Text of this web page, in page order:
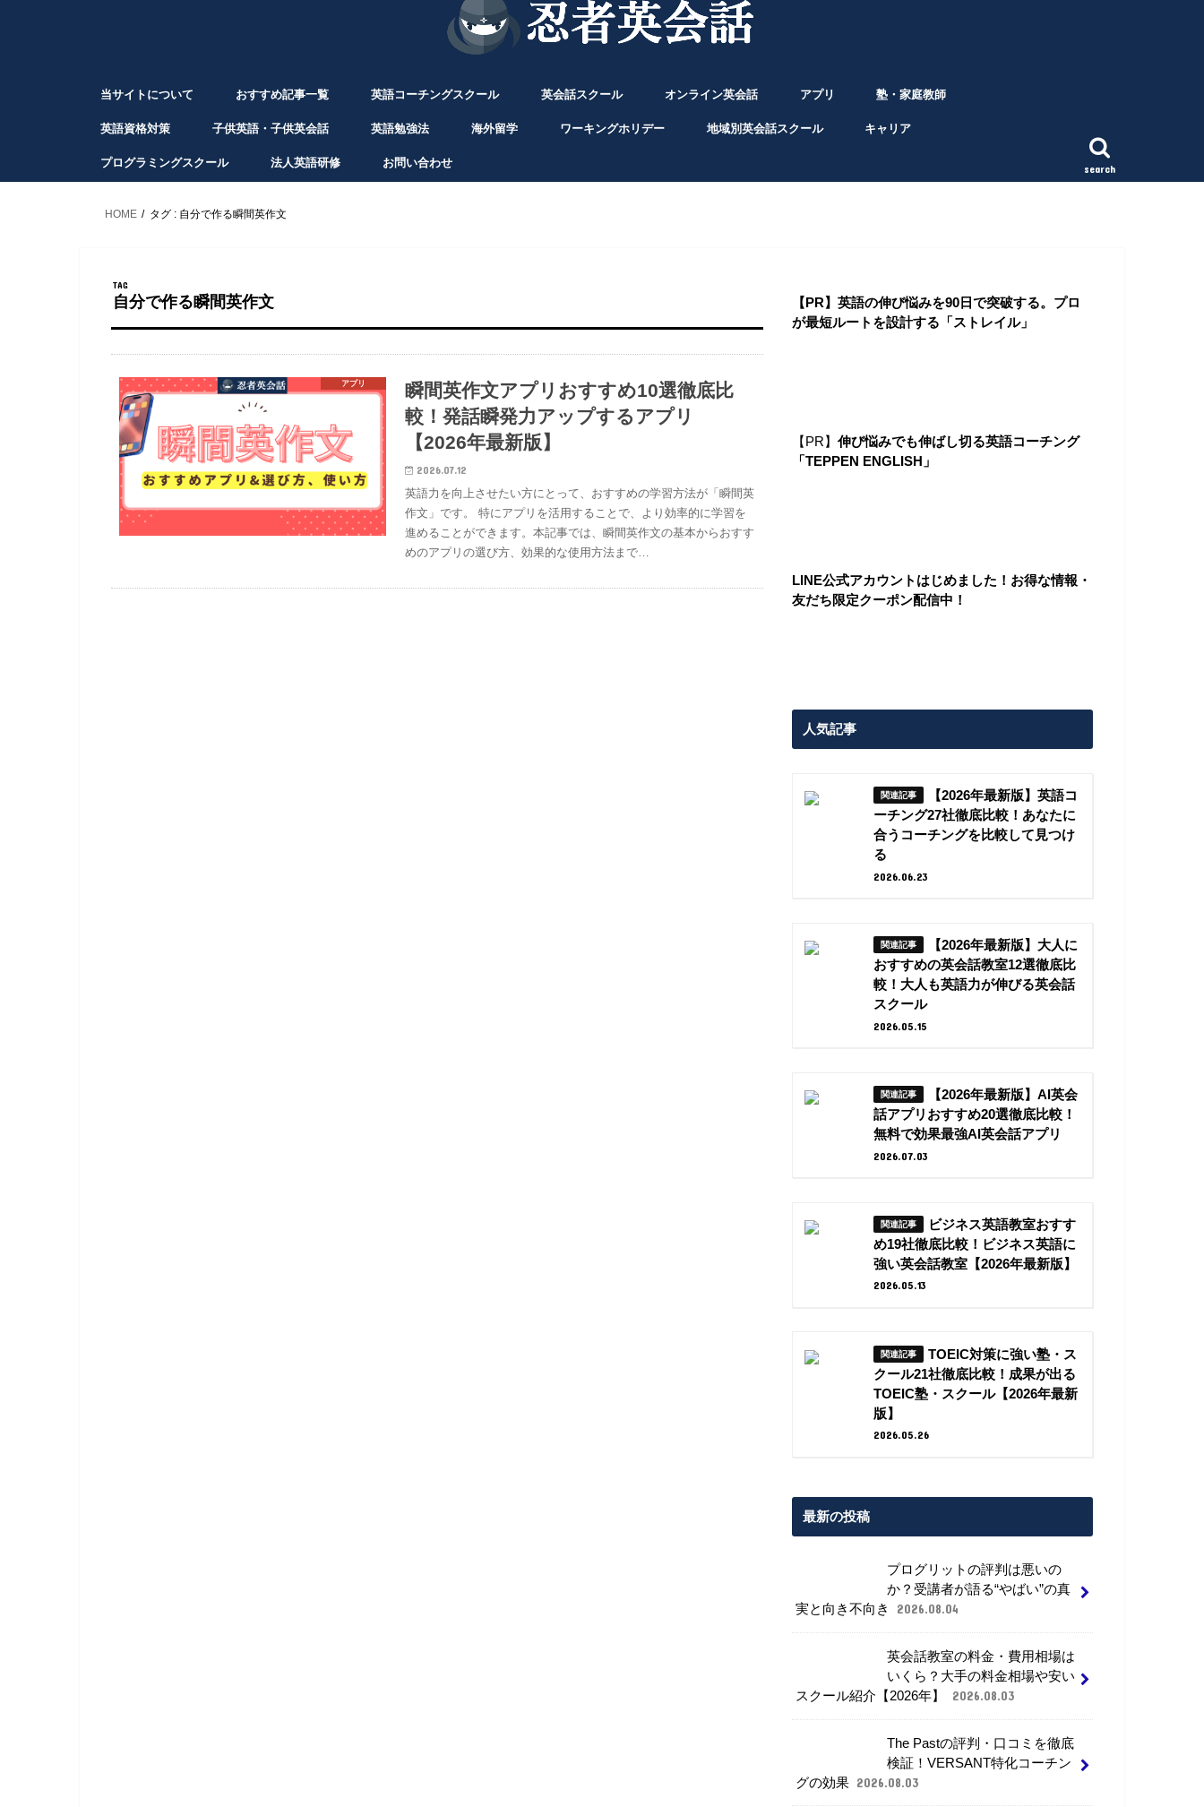
search
当サイトについて おすすめ記事一覧 英語コーチングスクール 英会話スクール オンライン英会話 アプリ 塾・家庭教師
英語資格対策 子供英語・子供英会話 英語勉強法 海外留学 ワーキングホリデー 地域別英会話スクール キャリア
プログラミングスクール 法人英語研修 お問い合わせ
HOME タグ : 自分で作る瞬間英作文
TAG
自分で作る瞬間英作文
アプリ
瞬間英作文アプリおすすめ10選徹底比
較！発話瞬発力アップするアプリ
【2026年最新版】
2026.07.12
英語力を向上させたい方にとって、おすすめの学習方法が「瞬間英
作文」です。 特にアプリを活用することで、より効率的に学習を
進めることができます。本記事では、瞬間英作文の基本からおすす
めのアプリの選び方、効果的な使用方法まで…
【PR】英語の伸び悩みを90日で突破する。プロ
が最短ルートを設計する「ストレイル」
【PR】 伸び悩みでも伸ばし切る英語コーチング
「TEPPEN ENGLISH」
LINE公式アカウントはじめました！お得な情報・
友だち限定クーポン配信中！
人気記事
【2026年最新版】英語コ
ーチング27社徹底比較！あなたに
合うコーチングを比較して見つけ
る
2026.06.23
【2026年最新版】大人に
おすすめの英会話教室12選徹底比
較！大人も英語力が伸びる英会話
スクール
2026.05.15
【2026年最新版】AI英会
話アプリおすすめ20選徹底比較！
無料で効果最強AI英会話アプリ
2026.07.03
ビジネス英語教室おすす
め19社徹底比較！ビジネス英語に
強い英会話教室【2026年最新版】
2026.05.13
TOEIC対策に強い塾・ス
クール21社徹底比較！成果が出る
TOEIC塾・スクール【2026年最新
版】
2026.05.26
最新の投稿
プログリットの評判は悪いの
か？受講者が語る“やばい”の真
実と向き不向き
2026.08.04
英会話教室の料金・費用相場は
いくら？大手の料金相場や安い
スクール紹介【2026年】
2026.08.03
The Pastの評判・口コミを徹底
検証！VERSANT特化コーチン
グの効果 2026.08.03